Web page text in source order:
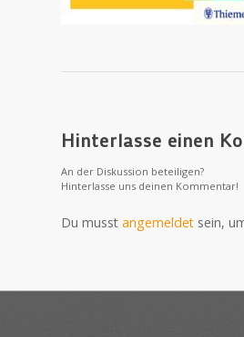
Hinterlasse einen
An der Diskussion beteiligen?
Hinterlasse uns deinen Kommentar!
Du musst angemeldet sein,